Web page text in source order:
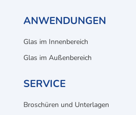
ANWENDUNGEN
Glas im Innenbereich
Glas im Außenbereich
SERVICE
Broschüren und Unterlagen